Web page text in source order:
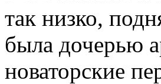
так низко,
была дочерью
новаторские